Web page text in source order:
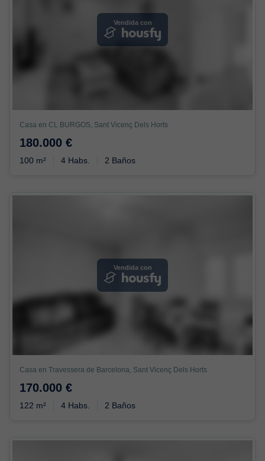
Vendida con
Casa en CL BURGOS, Sant Vicenç Dels Horts
180.000 €
100 m² 4 Habs. 2 Baños
Vendida con
Casa en Travessera de Barcelona, Sant Vicenç Dels Horts
170.000 €
122 m² 4 Habs. 2 Baños